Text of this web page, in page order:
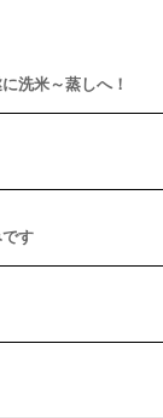
洗米～蒸しへ！
す